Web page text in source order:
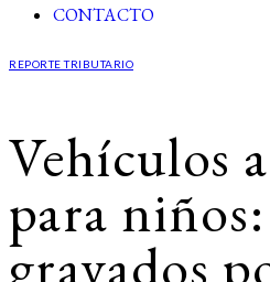
CONTACTO
REPORTE TRIBUTARIO
Vehículos
para
gravados